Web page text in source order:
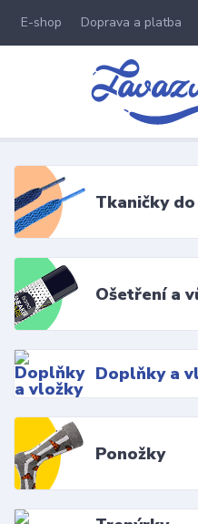
E-shop Doprava a platba
Tkaničky
Ošetření a
Doplňky a
Ponožky